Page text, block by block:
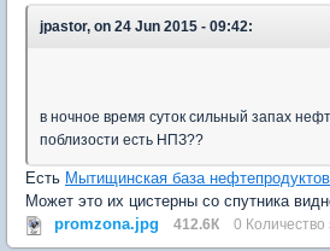
jpastor, on 24 Jun 2015 - 09:42:
в ночное время суток сильный запах
поблизости есть НПЗ??
Есть Мытищинская база нефтепродуктов
Может это их цистерны со спутника
promzona.jpg
412.6К 0 Количество